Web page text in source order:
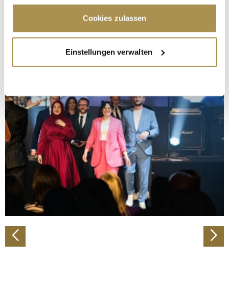
Cookie-Erklärung oder durch Klicken auf das Privacy
Trigger Symbol ändern oder widerrufen
Informationen über Ihre geografische Lage
erfassen, welche bis auf einige Meter genau sein
bestimmten Merkmalen (Fingerprinting) identifizieren
Erfahren Sie mehr darüber, wie Ihre persönlichen Daten
verarbeitet werden, und legen Sie Ihre Präferenzen im
Abschnitt Einzelheiten fest.
Wir verwenden Cookies, um Inhalte und Anzeigen zu
personalisieren, Funktionen für soziale Medien anbieten
zu können und die Zugriffe auf unsere Website zu
analysieren. Außerdem geben wir Informationen zu Ihrer
Verwendung unserer Website an unsere Partner für
soziale Medien, Werbung und Analysen weiter. Unsere
Partner führen diese Informationen möglicherweise mit
Cookies zulassen
Einstellungen verwalten